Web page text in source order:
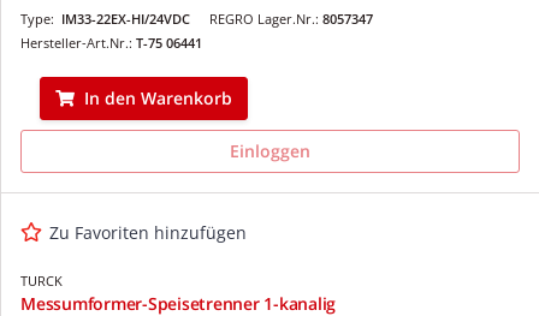
REGRO Lager.Nr.: 8057347
Type: IM33-22EX-HI/24VDC
Hersteller-Art.Nr.: T-75 06441
In den Warenkorb
Einloggen
Zu Favoriten hinzufügen
TURCK
Messumformer-Speisetrenner 1-kanalig